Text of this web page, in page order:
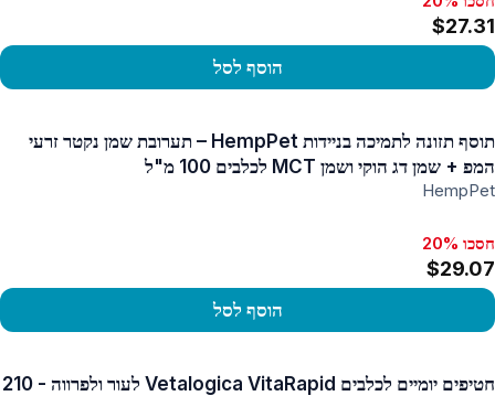
$27.31
הוסף לסל
תוסף תזונה לתמיכה בניידות HempPet – תערובת שמן נקטר זרעי
המפ + שמן דג הוקי ושמן MCT לכלבים 100 מ"ל
HempPet
חסכו 20%
$29.07
הוסף לסל
חטיפים יומיים לכלבים Vetalogica VitaRapid לעור ולפרווה - 210